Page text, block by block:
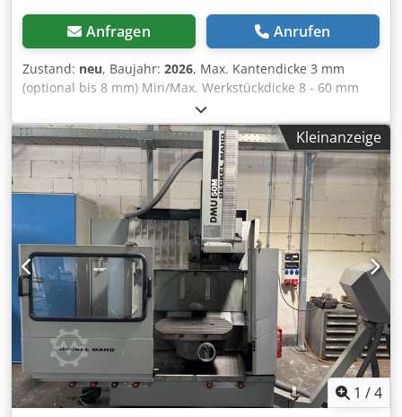
Anfragen Anrufen
Zustand: neu, Baujahr: 2026, Max. Kantendicke 3 mm
(optional bis 8 mm) Min/Max. Werkstückdicke 8 - 60 mm
Min. Werkstücklänge ca. 200 mm Min. Werkstückbreite ca.
80 mm Vorschubgeschwindigkeit ca. 10 m/min.
Betriebsbereit ca. 6 min. Leistungsaufnahme max ca. 14
kW Elektrischer Anschluss 400 V – 3 Ph – 50 Hz
Maschinenabmessungen 5250 x 1230 x 1430 mm (LxBxH)
Gewicht ca. 1700 kg Fügekopf Whispercut Radius
Eckenfräse R = 2mm Schnellwechselvorrichtung f.
Eckenfräse Radius Wechselmotor EF R = 1mm Dkodog Tu
Rkspfx Alaer Multi-Radiusziehklinge (R1/R2) Fahrwerk
Trennmittelsprüheinrichtung
Reinigungsmittelsprüheinrichtung Schutzsprühen Kante
Nesting pneumatische 3-Punkt-Verstellung
Multifunktionsfräser (R2/R1/Fase) Ausstattung kurze
Werkstücke
Kleinanzeige
1 /4